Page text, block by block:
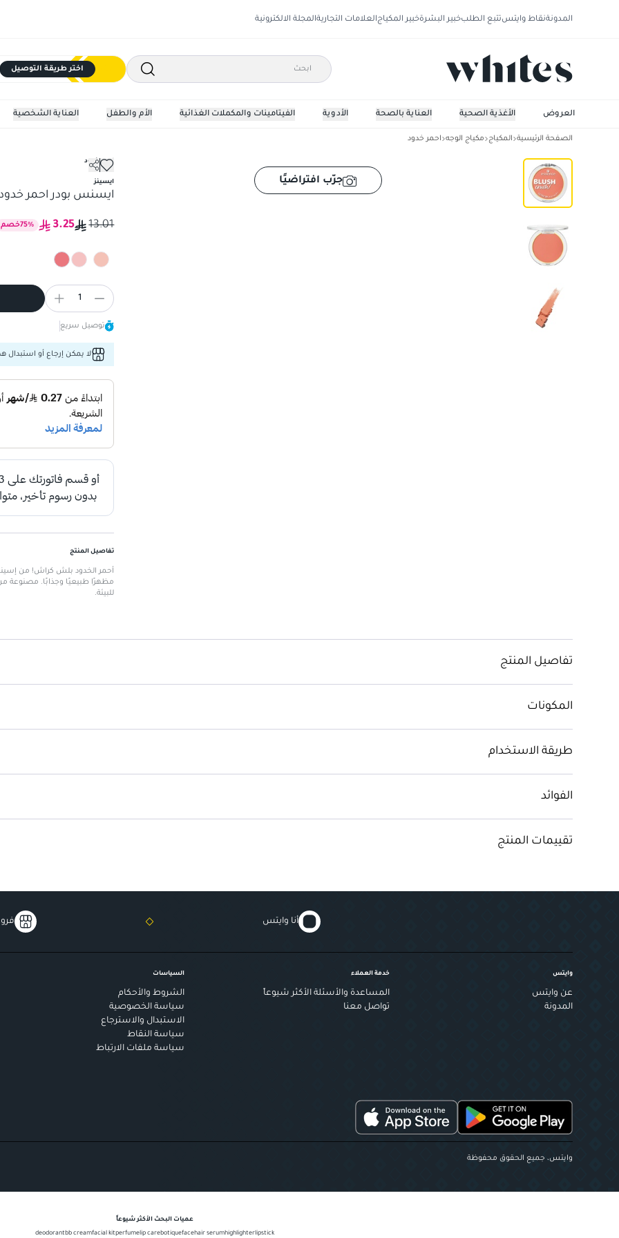
المدونةنقاط وايتستتبع الطلبخبير البشرةخبير المكياجالعلامات التجاريةالمجلة الالكترونية
اختر طريقة التوصيل
العناية الشخصية الأم والطفل الفيتامينات والمكملات الغذائية الأدوية العناية بالصحة الأغذية الصحية العروض
الصفحة الرئيسية المكياج مكياج الوجه احمر خدود
ايسنس بودر احمر خدود
جرّب افتراضيًا
احمر خدود
ايسينز
ايسنس بودر احمر
13.01
3.25
75% خصم
1
توصيل سريع
لا يمكن إرجاع أو استبدال
تفاصيل المنتج
مظهرًا طبيعيًا وجذابًا. مصنوعة من
للبيئة.
مناسب لجميع أنواع البشرة:
تفاصيل المنتج
المكونات
طريقة الاستخدام
الفوائد
تقييمات المنتج
أنا وايتس
وايتس
عن وايتس
المدونة
خدمة العملاء
المساعدة والأسئلة الأكثر شيوعاً
تواصل معنا
السياسات
الشروط والأحكام
سياسة الخصوصية
الاستبدال والاسترجاع
سياسة النقاط
سياسة ملفات الارتباط
وايتس، جميع الحقوق محفوظة
عميات البحث الأكثر شيوعاً
lipstick
highlighter
hair serum
face
botique
lip care
perfume
facial kit
bb cream
deodorant